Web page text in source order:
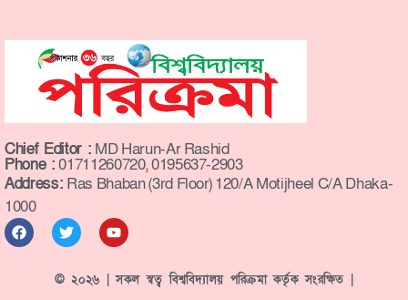
Chief Editor : MD Harun-Ar Rashid
Phone :01711260720, 0195637-2903
Address: Ras Bhaban (3rd Floor) 120/A Motijheel C/A Dhaka-
1000
© ২০২৬ | সকল স্বত্ব বিশ্ববিদ্যালয় পরিক্রমা কর্তৃক সংরক্ষিত |